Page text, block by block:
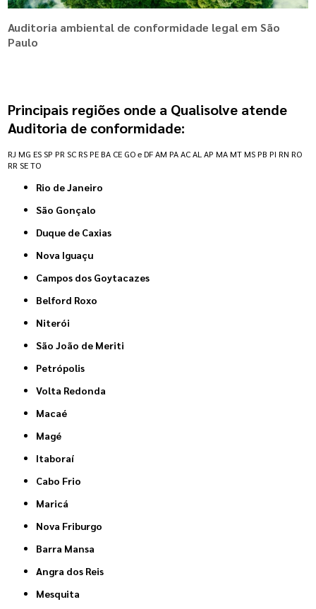
Auditoria ambiental de conformidade legal em São
Paulo
Principais regiões onde a Qualisolve atende
Auditoria de conformidade:
RJ MG ES SP PR SC RS PE BA CE GO e DF AM PA AC AL AP MA MT MS PB PI RN RO
RR SE TO
Rio de Janeiro
São Gonçalo
Duque de Caxias
Nova Iguaçu
Campos dos Goytacazes
Belford Roxo
Niterói
São João de Meriti
Petrópolis
Volta Redonda
Macaé
Magé
Itaboraí
Cabo Frio
Maricá
Nova Friburgo
Barra Mansa
Angra dos Reis
Mesquita